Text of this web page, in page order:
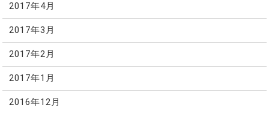
2017年4月
2017年3月
2017年2月
2017年1月
2016年12月